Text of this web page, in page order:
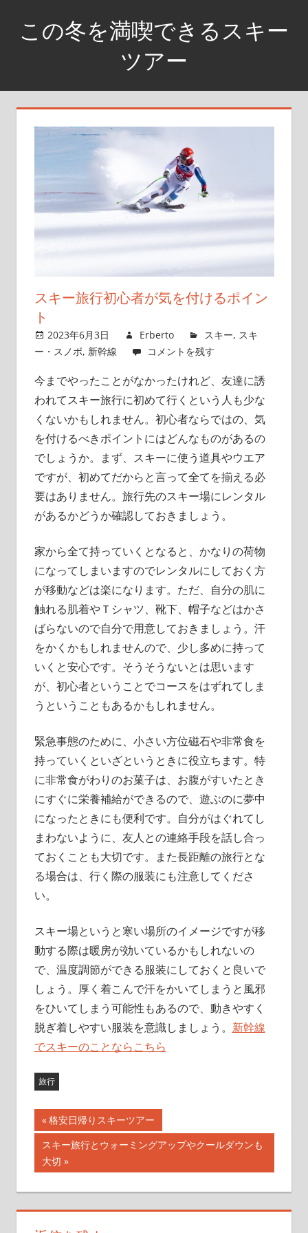
ツ
この冬を満喫できるスキー
ツアー
銀
世
スキー旅行初心者が気を付けるポイン
ト
2023年6月3日 Erberto スキー, スキ
ー・スノボ, 新幹線 コメントを残す
今までやったことがなかったけれど、友達に誘
われてスキー旅行に初めて行くという人も少な
くないかもしれません。 初心者ならではの、気
を付けるべきポイントにはどんなものがあるの
でしょうか。まず、スキーに使う道具やウエア
ですが、初めてだからと言って全てを揃える必
要はありません。旅行先のスキー場にレンタル
があるかどうか確認しておきましょう。
家から全て持っていくとなると、かなりの荷物
になってしまいますのでレンタルにしておく方
が移動などは楽になります。ただ、自分の肌に
触れる肌着やＴシャツ、靴下、帽子などはかさ
ばらないので自分で用意しておきましょう。汗
をかくかもしれませんので、少し多めに持って
いくと安心です。そうそうないとは思います
が、初心者ということでコースをはずれてしま
うということもあるかもしれません。
緊急事態のために、小さい方位磁石や非常食を
持っていくといざというときに役立ちます。特
に非常食がわりのお菓子は、お腹がすいたとき
にすぐに栄養補給ができるので、遊ぶのに夢中
になったときにも便利です。自分がはぐれてし
まわないように、友人との連絡手段を話し合っ
ておくことも大切です。また長距離の旅行とな
る場合は、行く際の服装にも注意してくださ
い。
スキー場というと寒い場所のイメージですが移
動する際は暖房が効いているかもしれないの
で、温度調節ができる服装にしておくと良いで
しょう。厚く着こんで汗をかいてしまうと風邪
をひいてしまう可能性もあるので、動きやすく
脱ぎ着しやすい服装を意識しましょう。 新幹線
でスキーのことならこちら
旅行
投
稿
ナ
ビ
前
の
記
事:
格安日帰りスキーツアー
次
の
事:
スキー旅行とウォーミングアップやクールダウンも
大切